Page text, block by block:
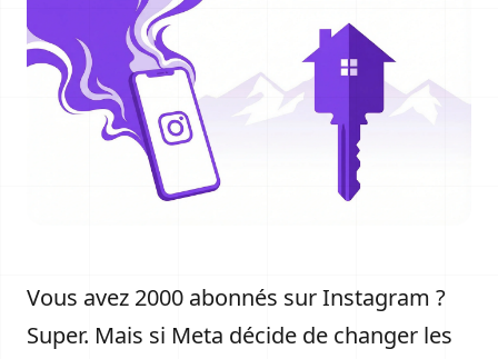
Vous avez 2000 abonnés sur Instagram ?
Super. Mais si Meta décide de changer les